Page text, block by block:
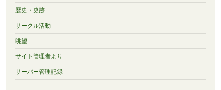
歴史・史跡
サークル活動
眺望
サイト管理者より
サーバー管理記録